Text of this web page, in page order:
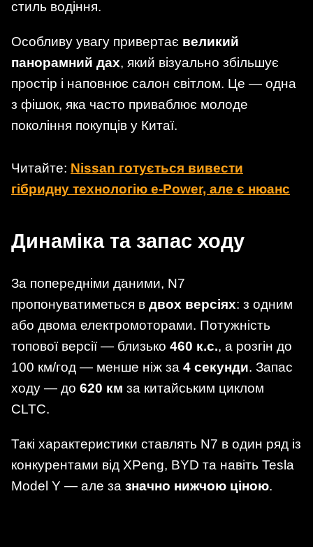
стиль водіння.
Особливу увагу привертає великий
панорамний дах, який візуально збільшує
простір і наповнює салон світлом. Це — одна
з фішок, яка часто приваблює молоде
покоління покупців у Китаї.
Читайте: Nissan готується вивести
гібридну технологію e-Power, але є нюанс
Динаміка та запас ходу
За попередніми даними, N7
пропонуватиметься в двох версіях: з одним
або двома електромоторами. Потужність
топової версії — близько 460 к.с., а розгін до
100 км/год — менше ніж за 4 секунди. Запас
ходу — до 620 км за китайським циклом
CLTC.
Такі характеристики ставлять N7 в один ряд із
конкурентами від XPeng, BYD та навіть Tesla
Model Y — але за значно нижчою ціною.